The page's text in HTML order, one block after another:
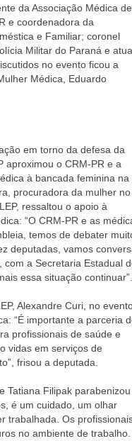
da Associação Médica de
e coordenadora da
e Familiar; coronel
Militar do Paraná e
no evento ficou a
Médica, Eduardo
em torno da defesa da
aproximou o CRM-PR e a
à bancada feminina na
procuradora da mulher no
ressaltou o apoio à
“O CRM-PR e as
temos de debater
deputadas, vamos
com a Secretaria Estadual
essa situação continuar”.
Alexandre Curi, no
“É importante a parceria
profissionais de saúde e
vidas em serviços de
frisou a deputada.
Tatiana Filipak parabenizou
é um cuidado, um olhar
trabalhada. Os
no ambiente de trabalho.